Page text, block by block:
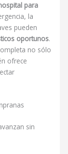
para
la
pueden
oportunos.
no sólo
ofrece
sin